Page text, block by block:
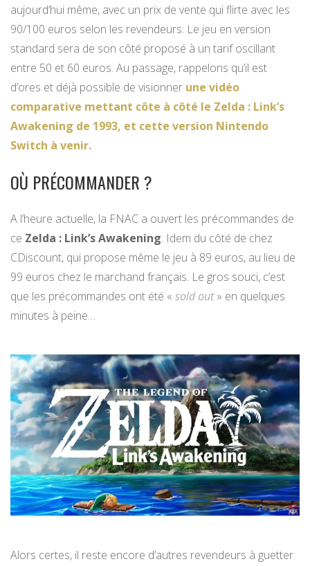
aujourd’hui même, avec un prix de vente qui flirte avec les
90/100 euros selon les revendeurs. Le jeu en version
standard sera de son côté proposé à un tarif oscillant
entre 50 et 60 euros. Au passage, rappelons qu’il est
d’ores et déjà possible de visionner une vidéo
comparative mettant côte à côté le Zelda : Link’s
Awakening de 1993, et cette version Nintendo
Switch à venir.
OÙ PRÉCOMMANDER ?
A l’heure actuelle, la FNAC a ouvert les précommandes de
ce Zelda : Link’s Awakening. Idem du côté de chez
CDiscount, qui propose même le jeu à 89 euros, au lieu de
99 euros chez le marchand français. Le gros souci, c’est
que les précommandes ont été « sold out» en quelques
minutes à peine…
Alors certes, il reste encore d’autres revendeurs à guetter